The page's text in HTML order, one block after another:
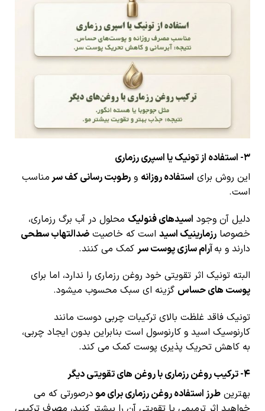
3- استفاده از تونیک یا اسپری رزماری
این روش برای استفاده روزانه و رطوبت رسانی کف سرمناسب
است.
دلیل آن وجود اسیدهای فنولیک محلول در آب برگ رزماری،
خصوصا رزمارینیک اسید است که خاصیت ضدالتهاب سطحی
دارند و بهآرام سازی پوست سر کمک می کنند.
البته تونیک اثر تقویتی خود روغن رزماری را ندارد، اما برای
پوست های حساس گزینه ای سبک محسوب میشود.
تونیک فاقد غلظت بالای ترکیبات چربی دوست مانند
کارنوسیک اسید و کارنوسول است بنابراین بدون ایجاد چربی،
به کاهش تحریک پذیری پوست کمک می کند.
4- ترکیب روغن رزماری با روغن های تقویتی دیگر
بهترین طرز استفاده روغن رزماری برای مودرصورتی که می